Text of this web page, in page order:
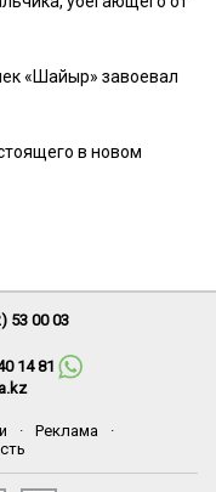
«Шайыр» завоевал
в новом
53 00 03
14 81
· Реклама
·